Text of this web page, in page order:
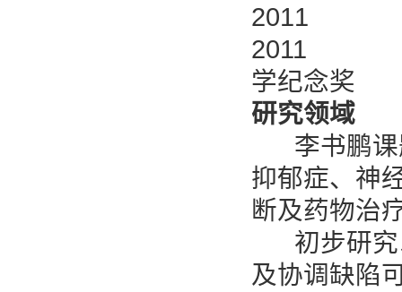
2011 美洲
2011
学纪念奖
研究领域
李书鹏课
抑郁症、神
断及药物治
初步研究
及协调缺陷